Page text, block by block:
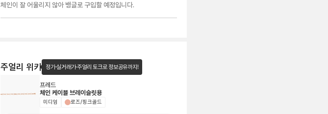
체인이 잘 어울리지 않아 뱅글로 구입할 예정입니다.
주얼리 위키 정가·실거래가·주얼리 토크로 정보공유까지!
프레드
체인 케이블 브레이슬릿용
미디엄 로즈/핑크골드